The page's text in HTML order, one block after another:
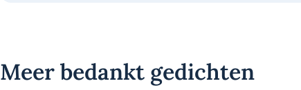
Meer bedankt gedichten